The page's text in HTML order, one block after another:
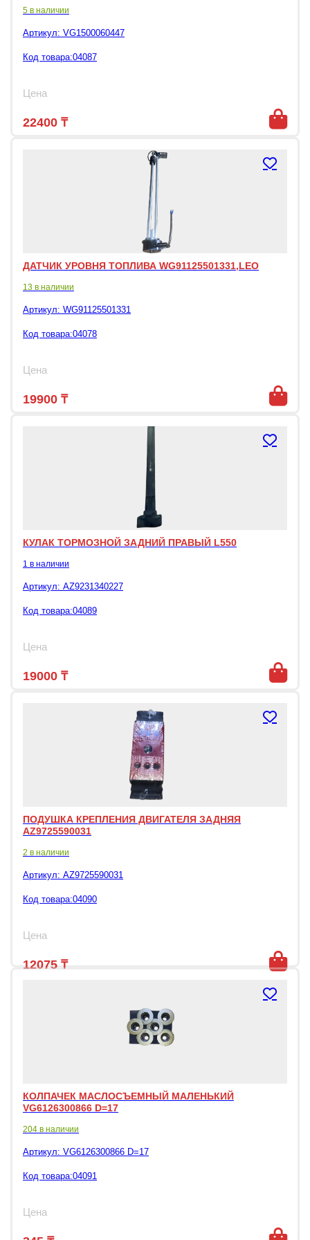
5 в наличии
Артикул: VG1500060447
Код товара:04087
Цена
22400 ₸
ДАТЧИК УРОВНЯ ТОПЛИВА WG91125501331,LEO
13 в наличии
Артикул: WG91125501331
Код товара:04078
Цена
19900 ₸
КУЛАК ТОРМОЗНОЙ ЗАДНИЙ ПРАВЫЙ L550
1 в наличии
Артикул: AZ9231340227
Код товара:04089
Цена
19000 ₸
ПОДУШКА КРЕПЛЕНИЯ ДВИГАТЕЛЯ ЗАДНЯЯ
AZ9725590031
2 в наличии
Артикул: AZ9725590031
Код товара:04090
Цена
12075 ₸
КОЛПАЧЕК МАСЛОСЪЕМНЫЙ МАЛЕНЬКИЙ
VG6126300866 D=17
204 в наличии
Артикул: VG6126300866 D=17
Код товара:04091
Цена